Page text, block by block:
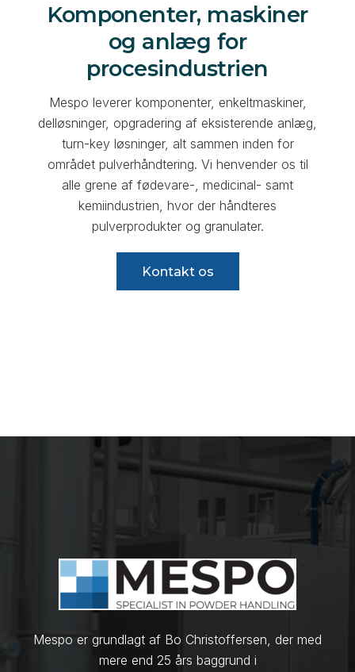
Komponenter, maskiner
og anlæg for
procesindustrien
Mespo leverer komponenter, enkeltmaskiner,
delløsninger, opgradering af eksisterende anlæg,
turn-key løsninger, alt sammen inden for
området pulverhåndtering. Vi henvender os til
alle grene af fødevare-, medicinal- samt
kemiindustrien, hvor der håndteres
pulverprodukter og granulater.
Kontakt os
Mespo er grundlagt af Bo Christoffersen, der med
mere end 25 års baggrund i